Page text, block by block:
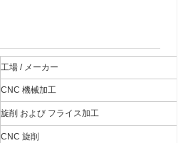
工場 / メーカー
CNC 機械加工
旋削 および フライス加工
CNC 旋削